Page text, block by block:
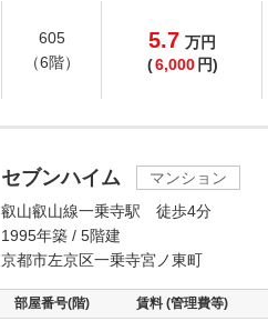
605
（6階）
5.7 万円
(6,000 円)
セブンハイム
マンション
叡山叡山線一乗寺駅 徒歩4分
1995年築 / 5階建
京都市左京区一乗寺宮ノ東町
部屋番号(階) 賃料 (管理費等)